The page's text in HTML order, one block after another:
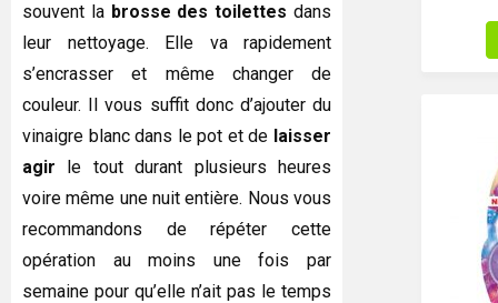
souvent la brosse des toilettes dans
leur nettoyage. Elle va rapidement
s’encrasser et même changer de
couleur. Il vous suffit donc d’ajouter du
vinaigre blanc dans le pot et de laisser
agir le tout durant plusieurs heures
voire même une nuit entière. Nous vous
recommandons de répéter cette
opération au moins une fois par
semaine pour qu’elle n’ait pas le temps